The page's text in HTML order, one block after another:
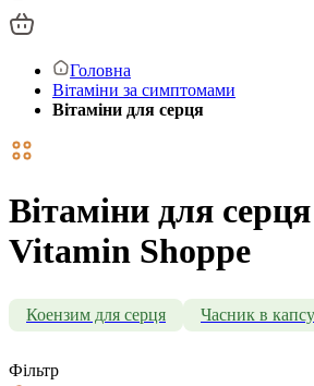
Головна
Вітаміни за симптомами
Вітаміни для серця
Вітаміни для
Vitamin Shoppe
Коензим для серця Часник в
Фільтр